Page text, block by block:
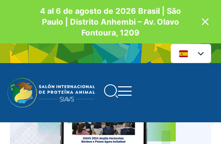
4 al 6 de agosto de 2026 Brasil | São
Paulo | Distrito Anhembi – Av. Olavo
Fontoura, 1209